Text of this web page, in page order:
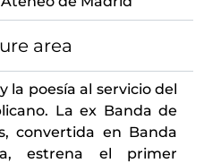
area
la poesía al servicio del
La ex Banda de
convertida en Banda
estrena el primer